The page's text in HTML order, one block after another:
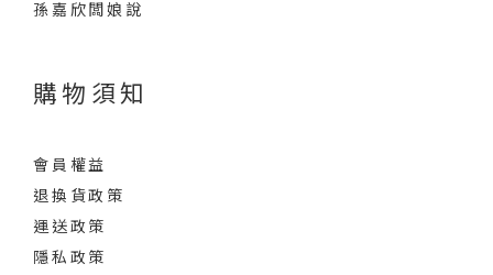
孫嘉欣闆娘說
購物須知
會員權益
退換貨政策
運送政策
隱私政策